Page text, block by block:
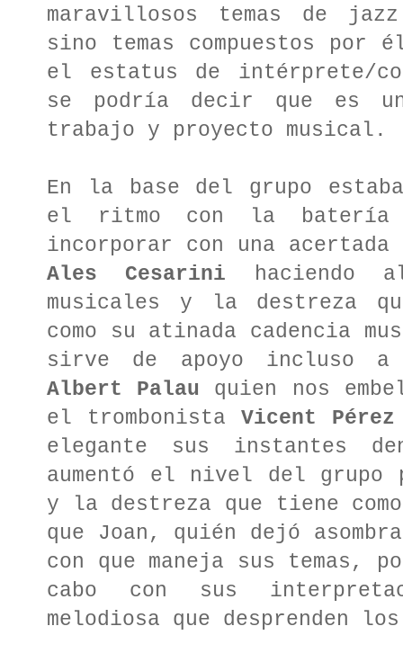
maravillosos temas de
sino temas compuestos
el estatus de intérprete/
se podría decir que es
trabajo y proyecto musical.
En la base del grupo
el ritmo con la batería
incorporar con una
Ales Cesarini haciendo
musicales y la destreza
como su atinada cadencia
sirve de apoyo incluso
Albert Palau quien nos
el trombonista Vicent Pérez
elegante sus instantes
aumentó el nivel del
y la destreza que tiene
que Joan, quién dejó
con que maneja sus
cabo con sus
melodiosa que desprenden